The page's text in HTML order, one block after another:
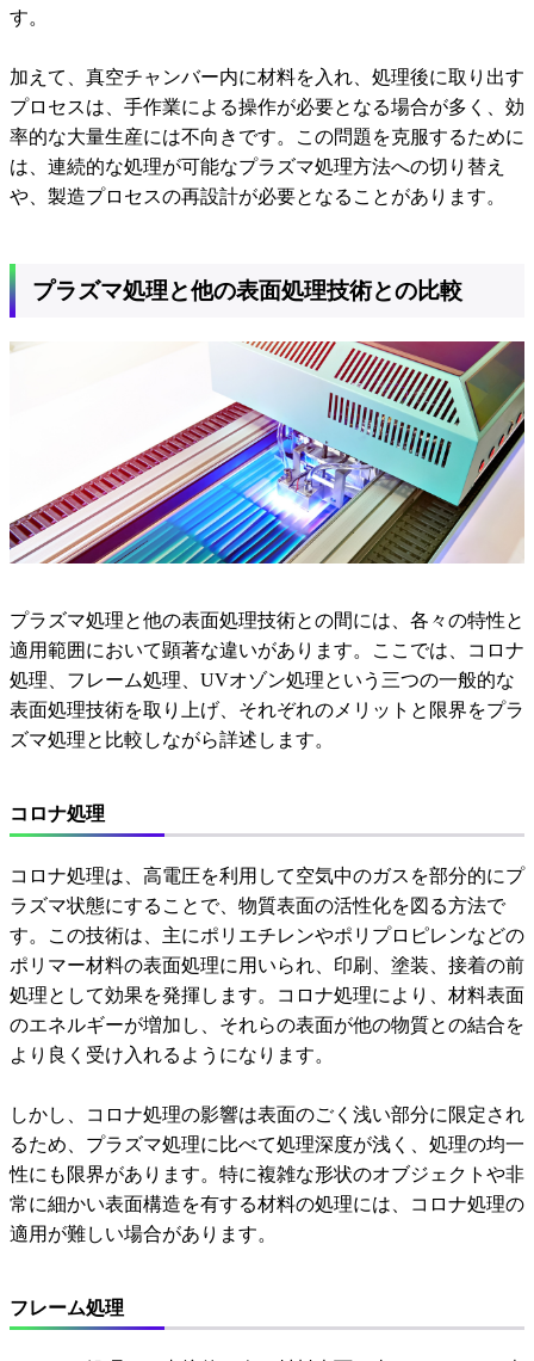
す。
加えて、真空チャンバー内に材料を入れ、処理後に取り出す
プロセスは、手作業による操作が必要となる場合が多く、効
率的な大量生産には不向きです。この問題を克服するために
は、連続的な処理が可能なプラズマ処理方法への切り替え
や、製造プロセスの再設計が必要となることがあります。
プラズマ処理と他の表面処理技術との比較
プラズマ処理と他の表面処理技術との間には、各々の特性と
適用範囲において顕著な違いがあります。ここでは、コロナ
処理、フレーム処理、UVオゾン処理という三つの一般的な
表面処理技術を取り上げ、それぞれのメリットと限界をプラ
ズマ処理と比較しながら詳述します。
コロナ処理
コロナ処理は、高電圧を利用して空気中のガスを部分的にプ
ラズマ状態にすることで、物質表面の活性化を図る方法で
す。この技術は、主にポリエチレンやポリプロピレンなどの
ポリマー材料の表面処理に用いられ、印刷、塗装、接着の前
処理として効果を発揮します。コロナ処理により、材料表面
のエネルギーが増加し、それらの表面が他の物質との結合を
より良く受け入れるようになります。
しかし、コロナ処理の影響は表面のごく浅い部分に限定され
るため、プラズマ処理に比べて処理深度が浅く、処理の均一
性にも限界があります。特に複雑な形状のオブジェクトや非
常に細かい表面構造を有する材料の処理には、コロナ処理の
適用が難しい場合があります。
フレーム処理